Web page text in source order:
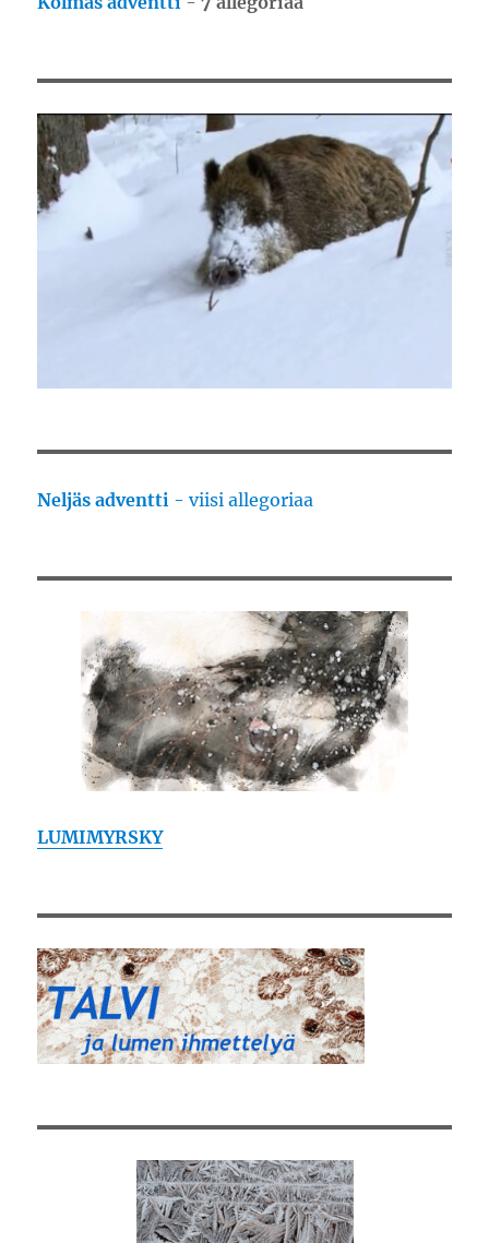
Neljäs adventti - viisi allegoriaa
LUMIMYRSKY